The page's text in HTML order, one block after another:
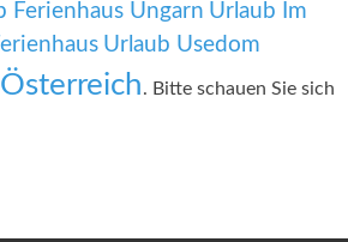
Ferienhaus Ungarn Urlaub Im
Urlaub Usedom
Österreich. Bitte schauen Sie sich